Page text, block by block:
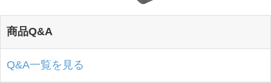
商品Q&A
Q&A一覧を見る